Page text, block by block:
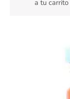
a tu
Vainilla